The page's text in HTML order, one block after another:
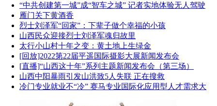
“中共创建第一城”成“智车之城” 记者实地体验无人驾驶
雁门关下黄酒香
烈士刘泽军“回家”：下辈子做个幸福的小孩
山西民众迎接烈士刘泽军魂归故里
太行小山村十年之变：黄土地上生绿金
[回放]2022第22届平遥国际摄影大展新闻发布会
[直播]“山西这十年”系列主题新闻发布会（第三场）
山西中阳暴雨引发山洪致5人失联 正在搜救
冷门专业就业不“冷” 赛马专业国际化应用型人才需求大